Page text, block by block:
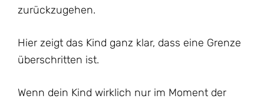
zurückzugehen.
Hier zeigt das Kind ganz klar, dass eine Grenze
überschritten ist.
Wenn dein Kind wirklich nur im Moment der